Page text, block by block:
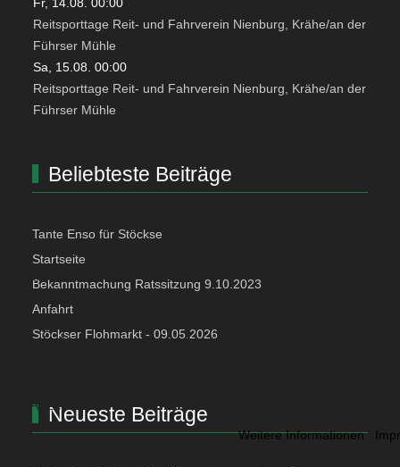
Fr, 14.08. 00:00
Reitsporttage Reit- und Fahrverein Nienburg, Krähe/an der
Führser Mühle
Sa, 15.08. 00:00
Reitsporttage Reit- und Fahrverein Nienburg, Krähe/an der
Führser Mühle
Beliebteste Beiträge
Tante Enso für Stöckse
Startseite
Bekanntmachung Ratssitzung 9.10.2023
Anfahrt
Stöckser Flohmarkt - 09.05.2026
Neueste Beiträge
uns helfen, diese Website und die Nutzererfahrung zu verbessern
ob Sie die Cookies zulassen möchten. Bitte beachten Sie, dass bei
Akzeptieren Ablehnen
Weitere Informationen|